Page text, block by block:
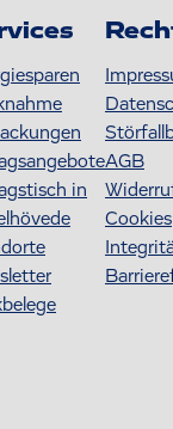
in
AGB
Cookies